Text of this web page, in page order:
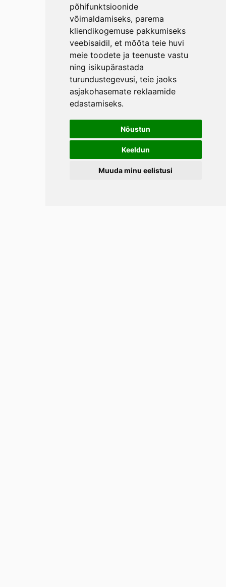
põhifunktsioonide
võimaldamiseks, parema
kliendikogemuse pakkumiseks
veebisaidil, et mõõta teie huvi
meie toodete ja teenuste vastu
ning isikupärastada
turundustegevusi, teie jaoks
asjakohasemate reklaamide
edastamiseks.
Nõustun
Keeldun
Muuda minu eelistusi